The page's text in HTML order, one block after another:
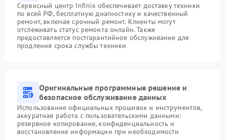
Сервисный центр Infinix обеспечивает доставку техники
по всей РФ, бесплатную диагностику и качественный
ремонт, включая срочный ремонт. Клиенты могут
отслеживать статус ремонта онлайн. Также
предоставляется постгарантийное обслуживание для
продления срока службы техники
Оригинальные программные решение и
безопасное обслуживание данных
Использование официальных прошивок и инструментов,
аккуратная работа с пользовательскими данными:
резервное копирование, конфиденциальность и
восстановление информации при необходимости